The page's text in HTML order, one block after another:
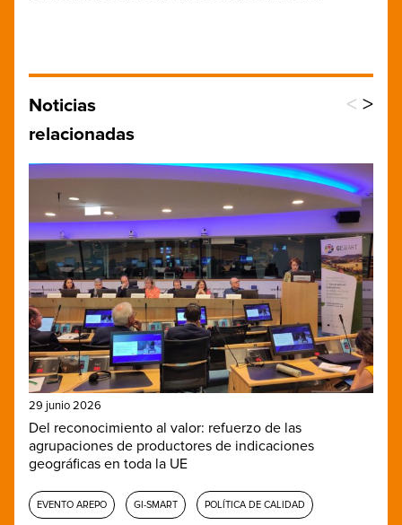
Noticias
relacionadas
< >
29 junio 2026
Del reconocimiento al valor: refuerzo de las
agrupaciones de productores de indicaciones
geográficas en toda la UE
EVENTO AREPO GI-SMART POLÍTICA DE CALIDAD